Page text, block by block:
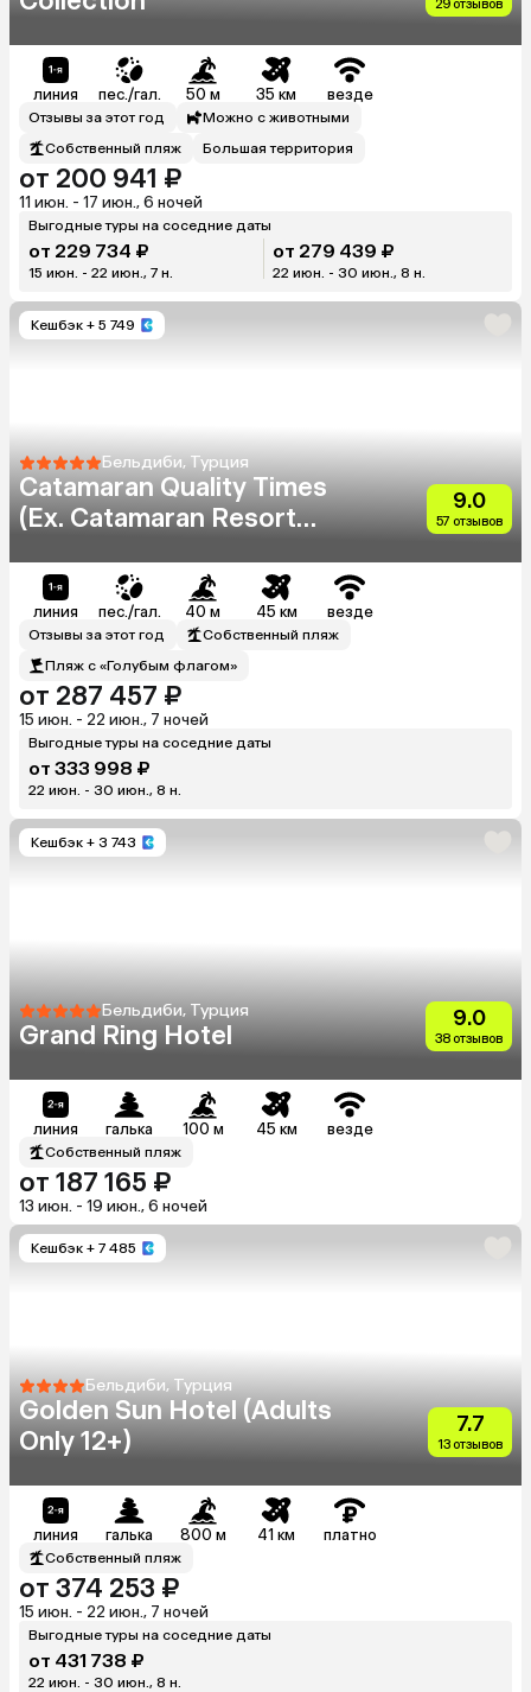
29 отзывов
линия пес./гал. 50 м 35 км везде
Отзывы за этот год
Можно с животными
Собственный пляж
Большая территория
от 200 941 ₽
11 июн. - 17 июн., 6 ночей
Выгодные туры на соседние даты
от 229 734 ₽
15 июн. - 22 июн., 7 н.
от 279 439 ₽
22 июн. - 30 июн., 8 н.
Кешбэк + 5 749
Бельдиби, Турция
Catamaran Quality Times
(Ex. Catamaran Resort
9.0
57 отзывов
линия пес./гал. 40 м 45 км везде
Отзывы за этот год
Собственный пляж
Пляж с «Голубым флагом»
от 287 457 ₽
15 июн. - 22 июн., 7 ночей
Выгодные туры на соседние даты
от 333 998 ₽
22 июн. - 30 июн., 8 н.
Кешбэк + 3 743
Бельдиби, Турция
Grand Ring Hotel
9.0
38 отзывов
линия галька 100 м 45 км везде
Собственный пляж
от 187 165 ₽
13 июн. - 19 июн., 6 ночей
Кешбэк + 7 485
Бельдиби, Турция
Golden Sun Hotel (Adults
Only 12+)
7.7
13 отзывов
линия галька 800 м 41 км платно
Собственный пляж
от 374 253 ₽
15 июн. - 22 июн., 7 ночей
Выгодные туры на соседние даты
от 431 738 ₽
22 июн. - 30 июн., 8 н.